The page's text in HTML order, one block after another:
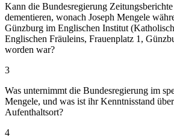
Kann die Bundesregierung
dementieren, wonach Joseph Mengele
Günzburg im Englischen Institut
Englischen Fräuleins, Frauenplatz 1,
worden war?
3
Was unternimmt die Bundesregierung im
Mengele, und was ist ihr Kenntnisstand
Aufenthaltsort?
4